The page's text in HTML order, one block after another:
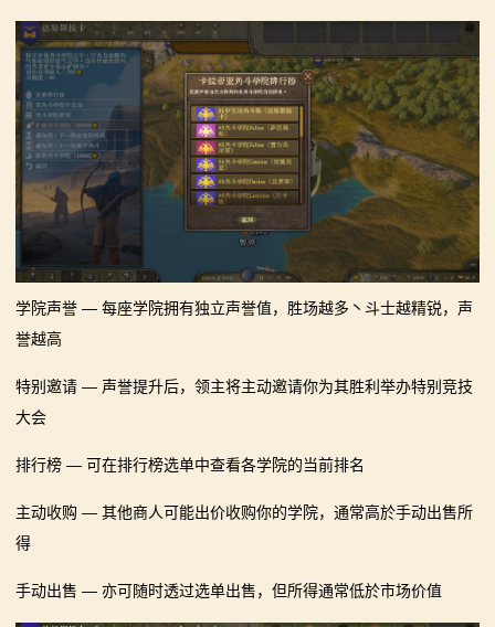
学院声誉 — 每座学院拥有独立声誉值，胜场越多丶斗士越精锐，声
誉越高
特别邀请 — 声誉提升后，领主将主动邀请你为其胜利举办特别竞技
大会
排行榜 — 可在排行榜选单中查看各学院的当前排名
主动收购 — 其他商人可能出价收购你的学院，通常高於手动出售所
得
手动出售 — 亦可随时透过选单出售，但所得通常低於市场价值